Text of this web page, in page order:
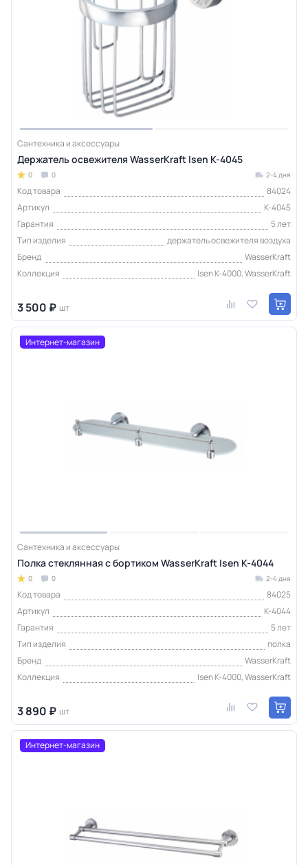
Сантехника и аксессуары
Держатель освежителя WasserKraft Isen K-4045
0 0 2-4 дня
Код товара
84024
Артикул
K-4045
Гарантия
5 лет
Тип изделия
держатель освежителя воздуха
Бренд
WasserKraft
Коллекция
Isen K-4000, WasserKraft
3 500 ₽ шт
Интернет-магазин
Сантехника и аксессуары
Полка стеклянная с бортиком WasserKraft Isen K-4044
0 0 2-4 дня
Код товара
84025
Артикул
K-4044
Гарантия
5 лет
Тип изделия
полка
Бренд
WasserKraft
Коллекция
Isen K-4000, WasserKraft
3 890 ₽ шт
Интернет-магазин